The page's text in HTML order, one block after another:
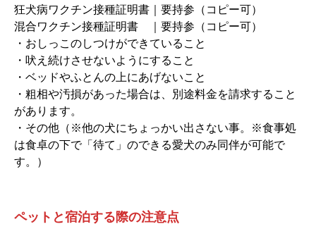
狂犬病ワクチン接種証明書｜要持参（コピー可）
混合ワクチン接種証明書 ｜要持参（コピー可）
・おしっこのしつけができていること
・吠え続けさせないようにすること
・ベッドやふとんの上にあげないこと
・粗相や汚損があった場合は、別途料金を請求すること
があります。
・その他（※他の犬にちょっかい出さない事。※食事処
は食卓の下で「待て」のできる愛犬のみ同伴が可能で
す。）
ペットと宿泊する際の注意点